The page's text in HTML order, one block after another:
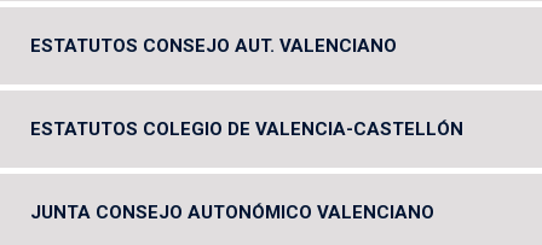
ESTATUTOS CONSEJO AUT. VALENCIANO
ESTATUTOS COLEGIO DE VALENCIA-CASTELLÓN
JUNTA CONSEJO AUTONÓMICO VALENCIANO